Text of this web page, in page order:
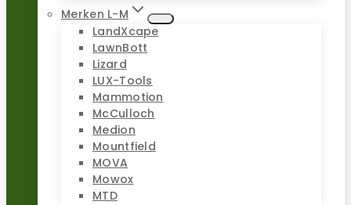
Merken L-M
LandXcape
LawnBott
Lizard
LUX-Tools
Mammotion
McCulloch
Medion
Mountfield
MOVA
Mowox
MTD